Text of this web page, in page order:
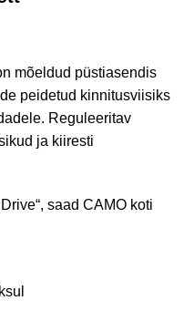
mõeldud püstiasendis
peidetud kinnitusviisiks
Reguleeritav
ja kiiresti
saad CAMO koti